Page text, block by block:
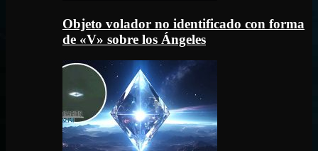
Objeto volador no identificado con forma
de «V» sobre los Ángeles